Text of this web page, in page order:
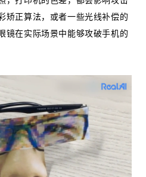
矫正算法，或者一些光线补偿的
镜在实际场景中能够攻破手机的